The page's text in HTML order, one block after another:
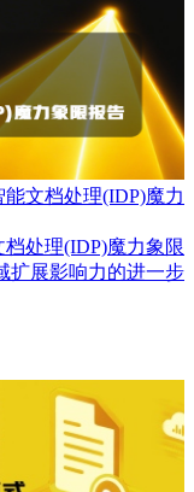
文档处理(IDP)魔力
处理(IDP)魔力象限
扩展影响力的进一步